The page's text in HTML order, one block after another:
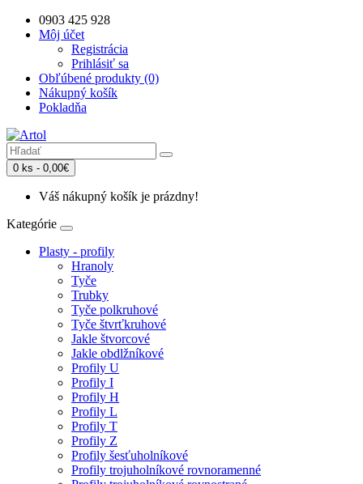
0903 425 928
Môj účet
Registrácia
Prihlásiť sa
Obľúbené produkty (0)
Nákupný košík
Pokladňa
0 ks - 0,00€
Váš nákupný košík je prázdny!
Kategórie
Plasty - profily
Hranoly
Tyče
Trubky
Tyče polkruhové
Tyče štvrťkruhové
Jakle štvorcové
Jakle obdlžníkové
Profily U
Profily I
Profily H
Profily L
Profily T
Profily Z
Profily šesťuholníkové
Profily trojuholníkové rovnoramenné